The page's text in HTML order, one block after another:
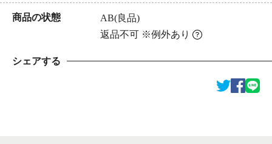
商品の状態
AB(良品)
返品不可 ※例外あり
シェアする